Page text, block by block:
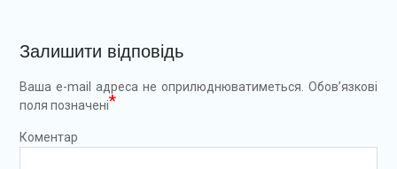
Залишити відповідь
Ваша e-mail адреса не оприлюднюватиметься. Обов’язкові
поля позначені*
Коментар